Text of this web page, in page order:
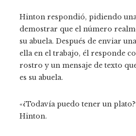
Hinton respondió, pidiendo
demostrar que el número
su abuela. Después de enviar
ella en el trabajo, él responde
rostro y un mensaje de texto
es su abuela.
«¿Todavía puedo tener un
Hinton.